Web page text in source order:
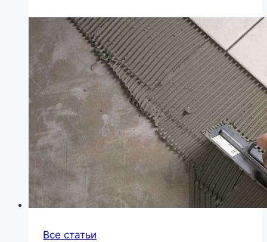
для
светодиодной
ленты
и
какой
лучше
Все статьи